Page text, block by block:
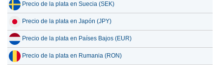
Precio de la plata en Suecia (SEK)
Precio de la plata en Japón (JPY)
Precio de la plata en Países Bajos (EUR)
Precio de la plata en Rumania (RON)